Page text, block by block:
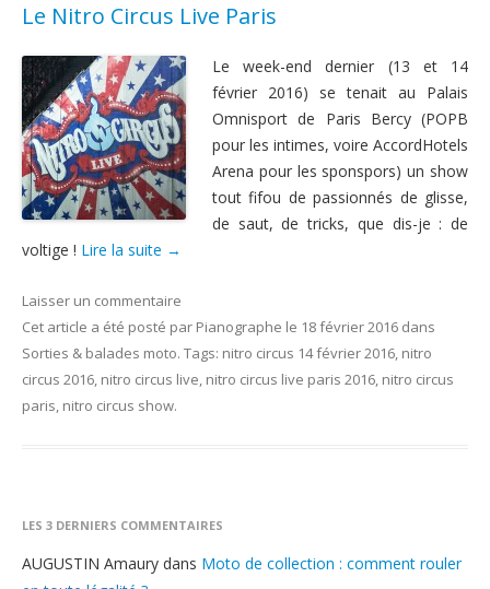
Rejoins nous
Nous contacter
Le Nitro Circus Live Paris
Le week-end dernier (13 et 14
février 2016) se tenait au Palais
Omnisport de Paris Bercy (POPB
pour les intimes, voire AccordHotels
Arena pour les sponspors) un show
tout fifou de passionnés de glisse,
de saut, de tricks, que dis-je : de
voltige ! Lire la suite →
Laisser un commentaire
Cet article a été posté par Pianographe le 18 février 2016 dans
Sorties & balades moto. Tags: nitro circus 14 février 2016, nitro
circus 2016, nitro circus live, nitro circus live paris 2016, nitro circus
paris, nitro circus show.
LES 3 DERNIERS COMMENTAIRES
AUGUSTIN Amaury dans Moto de collection : comment rouler